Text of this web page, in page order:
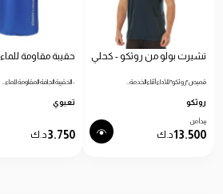
تشيرت بولو من روثكو - كحلي
قميص "روثكو" للأداء أثناء الخدمة…
روثكو
يبدأ من
13.500د.ك
حقيبة مقاومة للماء
- الحقيبة الجافة المقاومة للماء…
تعبوي
3.750د.ك